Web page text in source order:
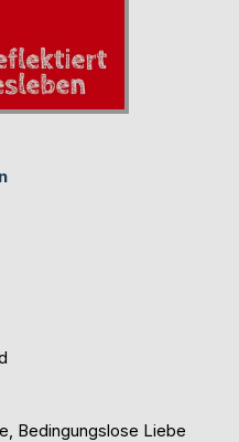
Bedingungslose Liebe